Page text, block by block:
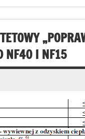
NF40 I NF15